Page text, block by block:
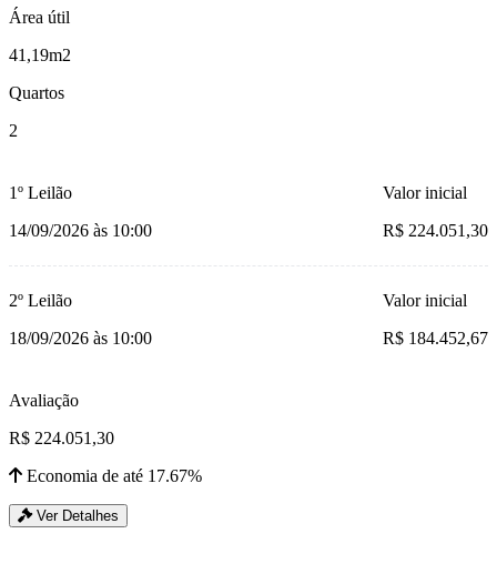
Área útil
41,19m2
Quartos
2
1º Leilão
14/09/2026 às 10:00
Valor inicial
R$ 224.051,30
2º Leilão
18/09/2026 às 10:00
Valor inicial
R$ 184.452,67
Avaliação
R$ 224.051,30
Economia de até 17.67%
Ver Detalhes